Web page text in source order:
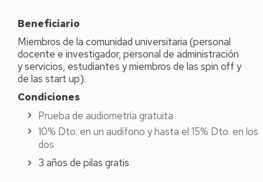
Beneficiario
Miembros de la comunidad universitaria (personal
docente e investigador, personal de administración
y servicios, estudiantes y miembros de las spin off y
de las start up).
Condiciones
Prueba de audiometría gratuita
10% Dto. en un audífono y hasta el 15% Dto. en los
dos
3 años de pilas gratis